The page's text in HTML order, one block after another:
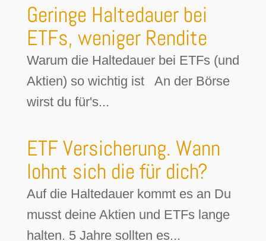
Geringe Haltedauer bei
ETFs, weniger Rendite
Warum die Haltedauer bei ETFs (und
Aktien) so wichtig ist An der Börse
wirst du für's...
ETF Versicherung. Wann
lohnt sich die für dich?
Auf die Haltedauer kommt es an Du
musst deine Aktien und ETFs lange
halten. 5 Jahre sollten es...